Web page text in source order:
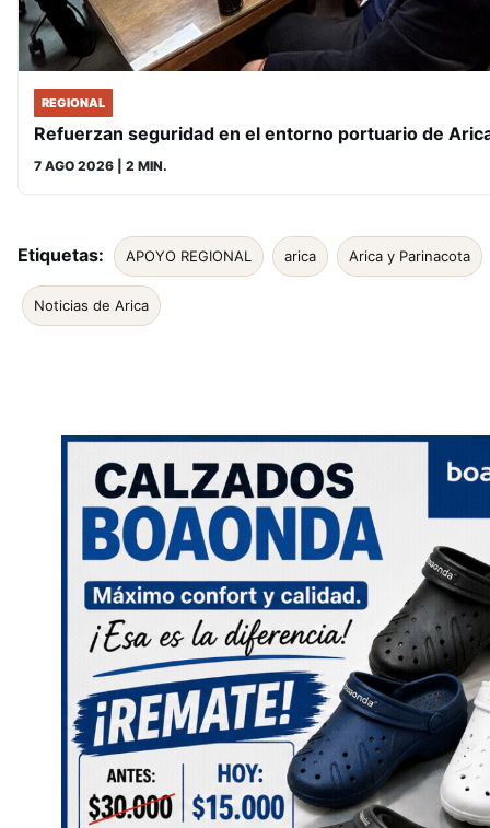
REGIONAL
Refuerzan seguridad en el entorno portuario de
7 AGO 2026 | 2 MIN.
Etiquetas: APOYO REGIONAL arica Arica y Parinacota
Noticias de Arica